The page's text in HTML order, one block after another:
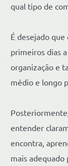
qual tipo de
É desejado
primeiros dias
organização e
médio e longo
entender
encontra,
mais adequado